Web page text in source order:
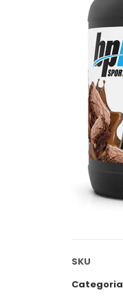
SKU
Categoria